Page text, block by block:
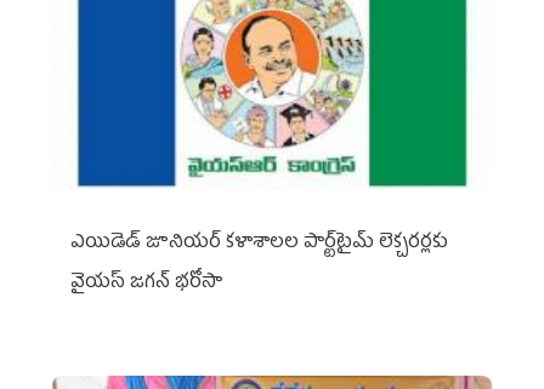
ఎయిడెడ్‌ జూనియర్‌ కళాశాలల పార్ట్‌టైమ్‌ లెక్చరర్లకు
వైయ‌స్ జగన్ భరోసా